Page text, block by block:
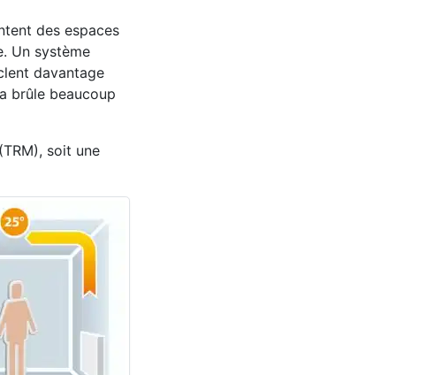
des espaces
Un système
davantage
brûle beaucoup
soit une